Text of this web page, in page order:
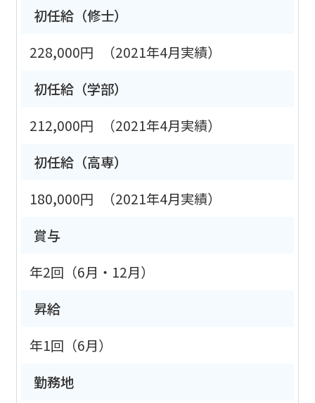
初任給（修士）
228,000円
（2021年4月実績）
初任給（学部）
212,000円
（2021年4月実績）
初任給（高専）
180,000円
（2021年4月実績）
賞与
年2回（6月・12月）
昇給
年1回（6月）
勤務地